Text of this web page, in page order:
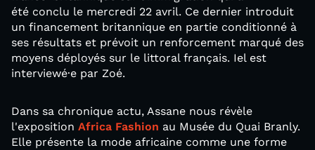
été conclu le mercredi 22 avril. Ce dernier introduit
un financement britannique en partie conditionné à
ses résultats et prévoit un renforcement marqué des
moyens déployés sur le littoral français. Iel est
interviewé·e par Zoé.
Dans sa chronique actu, Assane nous révèle
l'exposition Africa Fashion au Musée du Quai Branly.
Elle présente la mode africaine comme une forme